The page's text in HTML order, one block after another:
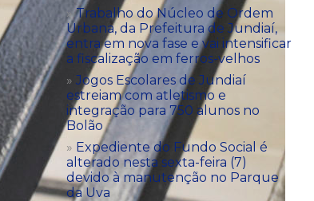
Trabalho do Núcleo de Ordem
Urbana, da Prefeitura de Jundiaí,
entra em nova fase e vai intensificar
a fiscalização em ferros-velhos
Jogos Escolares de Jundiaí
estreiam com atletismo e
integração para 750 alunos no
Bolão
Expediente do Fundo Social é
alterado nesta sexta-feira (7)
devido à manutenção no Parque
da Uva